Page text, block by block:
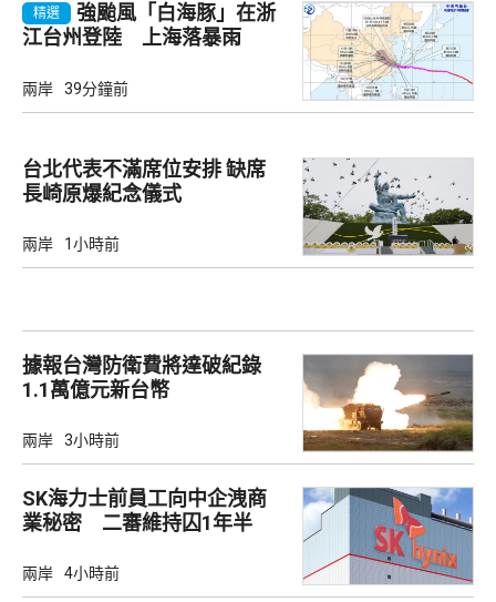
精選
強颱風「白海豚」在浙
江台州登陸 上海落暴雨
兩岸 39分鐘前
台北代表不滿席位安排 缺席
長崎原爆紀念儀式
兩岸 1小時前
據報台灣防衛費將達破紀錄
1.1萬億元新台幣
兩岸 3小時前
SK海力士前員工向中企洩商
業秘密 二審維持囚1年半
兩岸 4小時前